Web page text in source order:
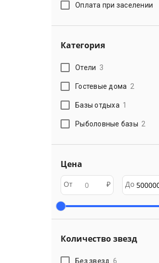
Оплата при заселении
Категория
Отели 3
Гостевые дома 2
Базы отдыха 1
Рыболовные базы 2
Цена
От ₽ До
Количество звезд
Без звезд 6